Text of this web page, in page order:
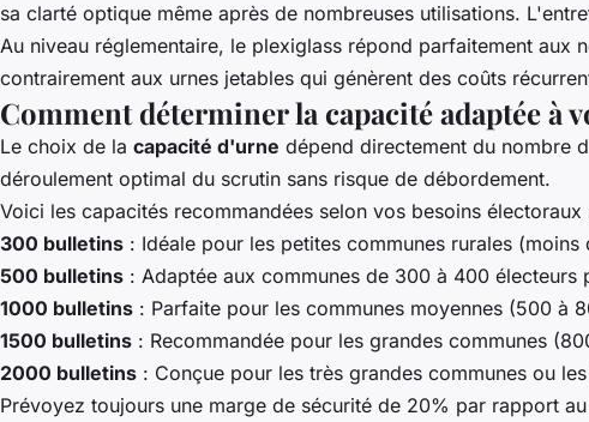
sa clarté optique même après de nombreuses utilisations.
Au niveau réglementaire, le plexiglass répond parfaitement aux
contrairement aux urnes jetables qui génèrent des coûts
Comment déterminer la capacité adaptée à
Le choix de la capacité d'urne dépend directement du nombre
déroulement optimal du scrutin sans risque de débordement.
Voici les capacités recommandées selon vos besoins électoraux
300 bulletins : Idéale pour les petites communes rurales
500 bulletins : Adaptée aux communes de 300 à 400
1000 bulletins : Parfaite pour les communes moyennes (500 à
1500 bulletins : Recommandée pour les grandes communes
2000 bulletins : Conçue pour les très grandes communes ou
Prévoyez toujours une marge de sécurité de 20% par rapport